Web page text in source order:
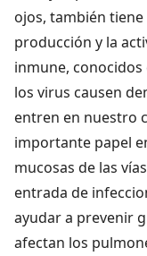
ojos, también
producción y la
inmune,
los virus causen
entren en nuestro
importante papel
mucosas de las
entrada de
ayudar a prevenir
afectan los